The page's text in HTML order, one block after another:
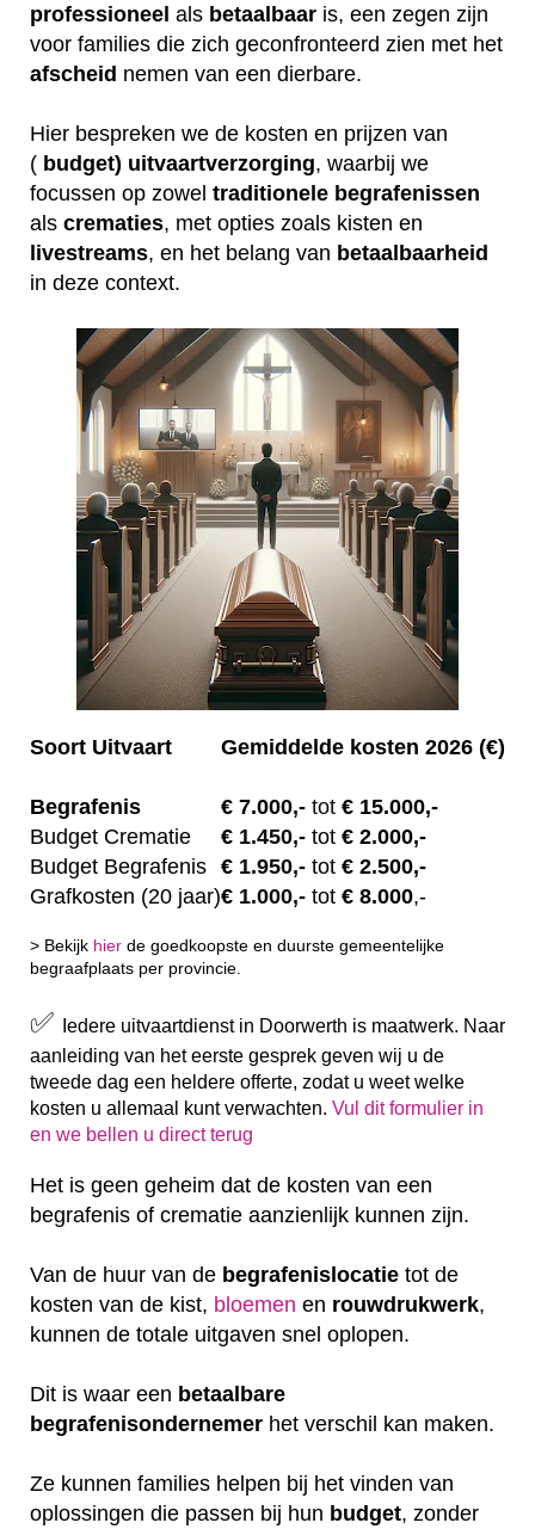
professioneel als betaalbaar is, een zegen zijn
voor families die zich geconfronteerd zien met het
afscheid nemen van een dierbare.
Hier bespreken we de kosten en prijzen van
( budget) uitvaartverzorging, waarbij we
focussen op zowel traditionele begrafenissen
als crematies, met opties zoals kisten en
livestreams, en het belang van betaalbaarheid
in deze context.
Soort Uitvaart Gemiddelde kosten 2026 (€)
Begrafenis € 7.000,- tot € 15.000,-
Budget Crematie
€ 1.450,- tot € 2.000,-
Budget Begrafenis € 1.950,- tot € 2.500,-
Grafkosten (20 jaar)€ 1.000,- tot € 8.000,-
> Bekijk hier de goedkoopste en duurste gemeentelijke
begraafplaats per provincie.
✅
Iedere uitvaartdienst in Doorwerth is maatwerk. Naar
aanleiding van het eerste gesprek geven wij u de
tweede dag een heldere offerte, zodat u weet welke
kosten u allemaal kunt verwachten. Vul dit formulier in
en we bellen u direct terug
Het is geen geheim dat de kosten van een
begrafenis of crematie aanzienlijk kunnen zijn.
Van de huur van de begrafenislocatie tot de
kosten van de kist, bloemen en rouwdrukwerk,
kunnen de totale uitgaven snel oplopen.
Dit is waar een betaalbare
begrafenisondernemer het verschil kan maken.
Ze kunnen families helpen bij het vinden van
oplossingen die passen bij hun budget, zonder